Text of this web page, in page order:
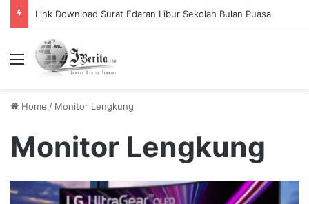
Link Download Surat Edaran Libur Sekolah Bulan Puasa
Menu
Home / Monitor Lengkung
Monitor Lengkung